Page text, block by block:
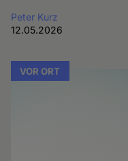
Peter Kurz
12.05.2026
VOR ORT